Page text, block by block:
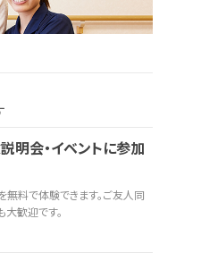
明会・イベントに参加
無料で体験できます。ご友人同
歓迎です。